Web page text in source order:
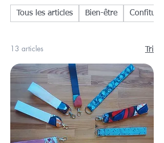
Tous les articles Bien-être Confitures
13 articles Tri